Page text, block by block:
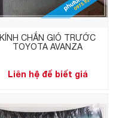
KÍNH CHẮN GIÓ TRƯỚC
TOYOTA AVANZA
Liên hệ để biết giá